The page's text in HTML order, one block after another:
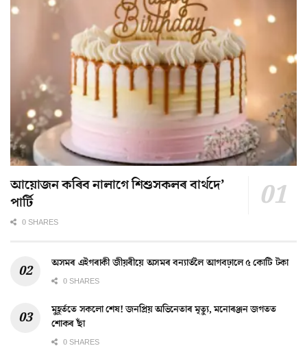
আয়োজন কৰিব নালাগে শিশুসকলৰ বাৰ্থদে’
পাৰ্টি
0 SHARES
অসমৰ এইগৰাকী জীয়ৰীয়ে অসমৰ বন্যাৰ্তলৈ আগবঢ়ালে ৫ কোটি টকা
0 SHARES
মুহূৰ্ততে সকলো শেষ! জনপ্ৰিয় অভিনেতাৰ মৃত্যু, মনোৰঞ্জন জগতত
শোকৰ ছাঁ
0 SHARES